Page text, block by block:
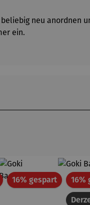
neu anordnen
ein.
16% gespartRabatt
16%